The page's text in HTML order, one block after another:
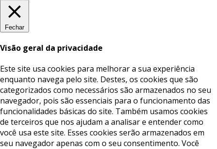
Fechar
Visão geral da privacidade
Este site usa cookies para melhorar a sua experiência
enquanto navega pelo site. Destes, os cookies que são
categorizados como necessários são armazenados no seu
navegador, pois são essenciais para o funcionamento das
funcionalidades básicas do site. Também usamos cookies
de terceiros que nos ajudam a analisar e entender como
você usa este site. Esses cookies serão armazenados em
seu navegador apenas com o seu consentimento. Você